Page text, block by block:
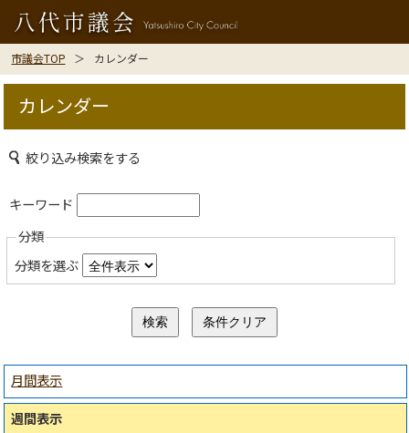
市議会TOP カレンダー
カレンダー
絞り込み検索をする
キーワード
分類
分類を選ぶ
月間表示
週間表示